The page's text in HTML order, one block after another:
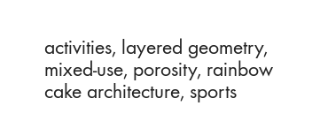
activities, layered geometry,
mixed-use, porosity, rainbow
cake architecture, sports